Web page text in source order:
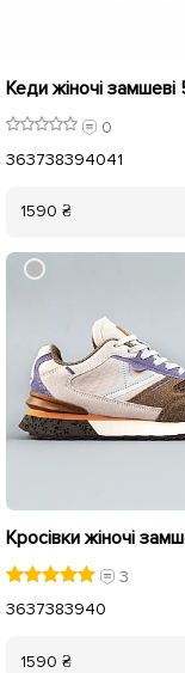
0
363738394041
1590 ₴
3
3637383940
1590 ₴